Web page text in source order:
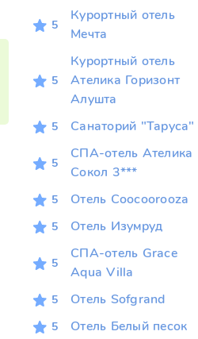
5
Курортный отель
Мечта
5
Курортный отель
Ателика Горизонт
Алушта
5 Санаторий "Таруса"
5
СПА-отель Ателика
Сокол 3***
5 Отель Coocoorooza
5 Отель Изумруд
5
СПА-отель Grace
Aqua Villa
5 Отель Sofgrand
5 Отель Белый песок